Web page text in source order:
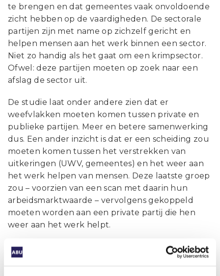
te brengen en dat gemeentes vaak onvoldoende
zicht hebben op de vaardigheden. De sectorale
partijen zijn met name op zichzelf gericht en
helpen mensen aan het werk binnen een sector.
Niet zo handig als het gaat om een krimpsector.
Ofwel: deze partijen moeten op zoek naar een
afslag de sector uit.
De studie laat onder andere zien dat er
weefvlakken moeten komen tussen private en
publieke partijen. Meer en betere samenwerking
dus. Een ander inzicht is dat er een scheiding zou
moeten komen tussen het verstrekken van
uitkeringen (UWV, gemeentes) en het weer aan
het werk helpen van mensen. Deze laatste groep
zou – voorzien van een scan met daarin hun
arbeidsmarktwaarde – vervolgens gekoppeld
moeten worden aan een private partij die hen
weer aan het werk helpt.
Worden dit fundamentele wegwerkzaamheden
of spoedreparaties? De komende periode gaan